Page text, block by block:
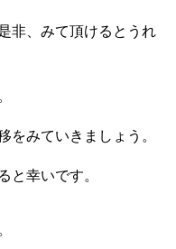
非、みて頂けるとうれ
をみていきましょう。
と幸いです。